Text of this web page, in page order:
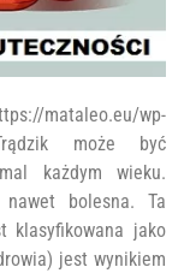
mataleo.eu/wp-
Trądzik może być
każdym wieku.
bolesna. Ta
klasyfikowana jako
jest wynikiem